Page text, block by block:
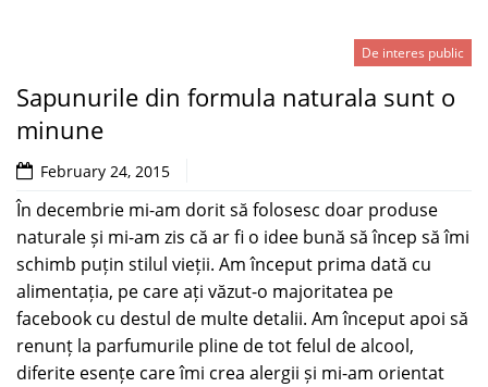
De interes public
Sapunurile din formula naturala sunt o
minune
February 24, 2015
În decembrie mi-am dorit să folosesc doar produse
naturale și mi-am zis că ar fi o idee bună să încep să îmi
schimb puțin stilul vieții. Am început prima dată cu
alimentația, pe care ați văzut-o majoritatea pe
facebook cu destul de multe detalii. Am început apoi să
renunț la parfumurile pline de tot felul de alcool,
diferite esențe care îmi crea alergii și mi-am orientat